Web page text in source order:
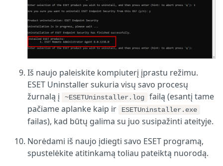
Iš naujo paleiskite kompiuterį įprastu režimu.
ESET Uninstaller sukuria visų savo procesų
žurnalą į
~ESETUninstaller.log
failą (esantį tame
pačiame aplanke kaip ir
ESETUninstaller.exe
failas), kad būtų galima su juo susipažinti ateityje.
Norėdami iš naujo įdiegti savo ESET programą,
spustelėkite atitinkamą toliau pateiktą nuorodą.